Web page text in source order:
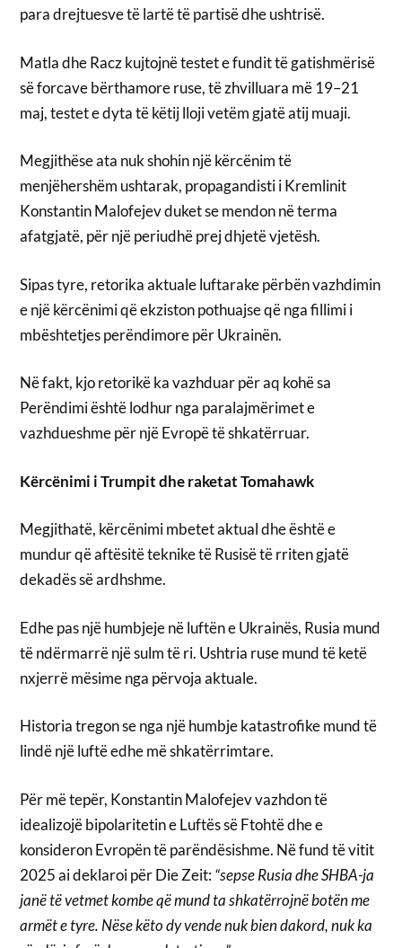
para drejtuesve të lartë të partisë dhe ushtrisë.
Matla dhe Racz kujtojnë testet e fundit të gatishmërisë
së forcave bërthamore ruse, të zhvilluara më 19–21
maj, testet e dyta të këtij lloji vetëm gjatë atij muaji.
Megjithëse ata nuk shohin një kërcënim të
menjëhershëm ushtarak, propagandisti i Kremlinit
Konstantin Malofejev duket se mendon në terma
afatgjatë, për një periudhë prej dhjetë vjetësh.
Sipas tyre, retorika aktuale luftarake përbën vazhdimin
e një kërcënimi që ekziston pothuajse që nga fillimi i
mbështetjes perëndimore për Ukrainën.
Në fakt, kjo retorikë ka vazhduar për aq kohë sa
Perëndimi është lodhur nga paralajmërimet e
vazhdueshme për një Evropë të shkatërruar.
Kërcënimi i Trumpit dhe raketat Tomahawk
Megjithatë, kërcënimi mbetet aktual dhe është e
mundur që aftësitë teknike të Rusisë të rriten gjatë
dekadës së ardhshme.
Edhe pas një humbjeje në luftën e Ukrainës, Rusia mund
të ndërmarrë një sulm të ri. Ushtria ruse mund të ketë
nxjerrë mësime nga përvoja aktuale.
Historia tregon se nga një humbje katastrofike mund të
lindë një luftë edhe më shkatërrimtare.
Për më tepër, Konstantin Malofejev vazhdon të
idealizojë bipolaritetin e Luftës së Ftohtë dhe e
konsideron Evropën të parëndësishme. Në fund të vitit
2025 ai deklaroi për Die Zeit:“sepse Rusia dhe SHBA-ja
janë të vetmet kombe që mund ta shkatërrojnë botën me
armët e tyre. Nëse këto dy vende nuk bien dakord, nuk ka